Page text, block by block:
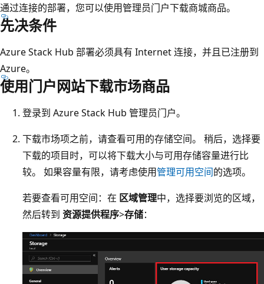
通过连接的部署，您可以使用管理员门户下载商城商品。
先决条件
Azure Stack Hub 部署必须具有 Internet 连接，并且已注册到
Azure。
使用门户网站下载市场商品
登录到 Azure Stack Hub 管理员门户。
下载市场项之前，请查看可用的存储空间。 稍后，选择要
下载的项目时，可以将下载大小与可用存储容量进行比
较。 如果容量有限，请考虑使用管理可用空间的选项。
若要查看可用空间：在 区域管理中，选择要浏览的区域，
然后转到 资源提供程序>存储：